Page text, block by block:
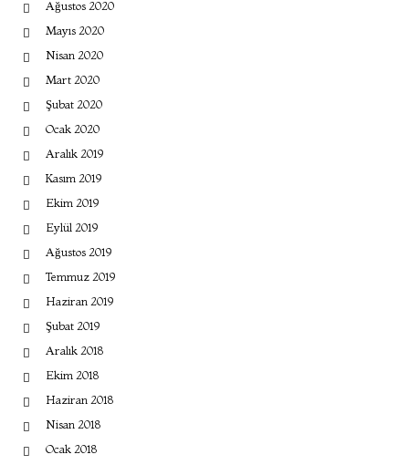
Ağustos 2020
Mayıs 2020
Nisan 2020
Mart 2020
Şubat 2020
Ocak 2020
Aralık 2019
Kasım 2019
Ekim 2019
Eylül 2019
Ağustos 2019
Temmuz 2019
Haziran 2019
Şubat 2019
Aralık 2018
Ekim 2018
Haziran 2018
Nisan 2018
Ocak 2018